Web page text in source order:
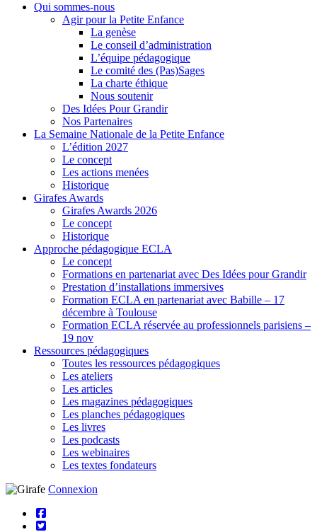
Qui sommes-nous
Agir pour la Petite Enfance
La genèse
Le conseil d’administration
L’équipe pédagogique
Le comité des (Pas)Sages
La charte éthique
Nous soutenir
Des Idées Pour Grandir
Nos Partenaires
La Semaine Nationale de la Petite Enfance
L’édition 2027
Le concept
Les actions menées
Historique
Girafes Awards
Girafes Awards 2026
Le concept
Historique
Approche pédagogique ECLA
Le concept
Formations en partenariat avec Des Idées pour Grandir
Prestation d’installations immersives
Formation ECLA en partenariat avec Babille – 17
décembre à Toulouse
Formation ECLA réservée au professionnels parisiens –
19 nov
Ressources pédagogiques
Toutes les ressources pédagogiques
Les ateliers
Les articles
Les magazines pédagogiques
Les planches pédagogiques
Les livres
Les podcasts
Les webinaires
Les textes fondateurs
Connexion